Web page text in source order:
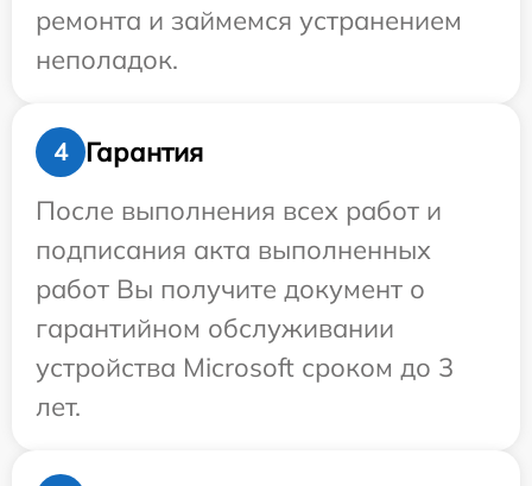
ремонта и займемся устранением
неполадок.
4
Гарантия
После выполнения всех работ и
подписания акта выполненных
работ Вы получите документ о
гарантийном обслуживании
устройства Microsoft сроком до 3
лет.